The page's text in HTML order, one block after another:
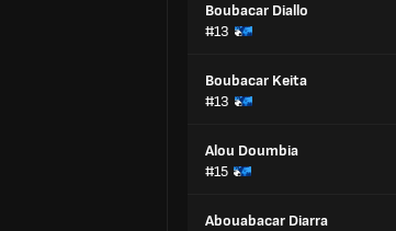
Boubacar Diallo
#13
Boubacar Keita
#13
Alou Doumbia
#15
Abouabacar Diarra